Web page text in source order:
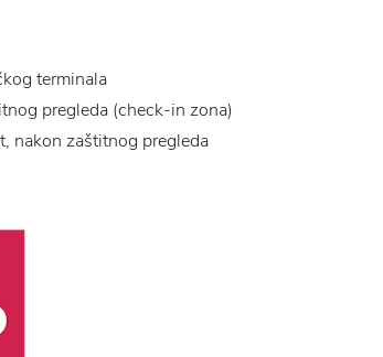
terminala
pregleda (check-in zona)
nakon zaštitnog pregleda